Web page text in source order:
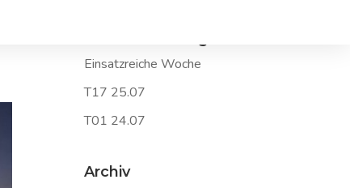
Einsatzreiche Woche
T17 25.07
T01 24.07
Archiv